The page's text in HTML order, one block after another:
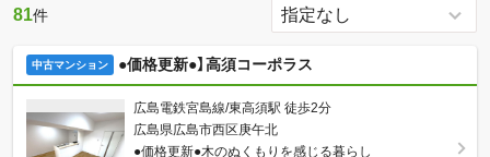
81件
中古マンション ●価格更新●】高須コーポラス
広島電鉄宮島線/東高須駅 徒歩2分
広島県広島市西区庚午北
●価格更新●木のぬくもりを感じる暮らし